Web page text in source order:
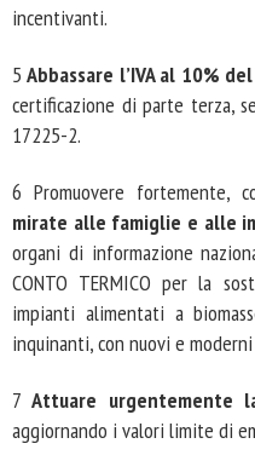
incentivanti.
5Abbassare l’IVA al 10%
certificazione di parte terza,
17225-2.
6 Promuovere fortemente,
mirate alle famiglie e alle
organi di informazione
CONTO TERMICO per la
impianti alimentati a
inquinanti, con nuovi e
7Attuare urgentemente
aggiornando i valori limite di